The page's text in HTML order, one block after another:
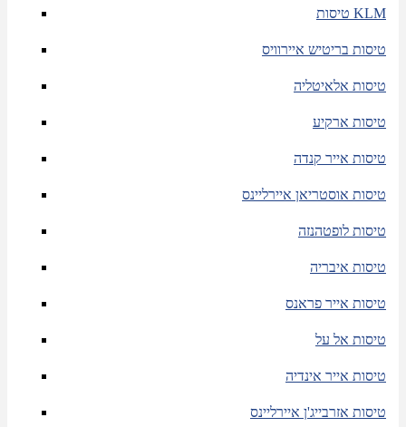
טיסות KLM
טיסות בריטיש איירוויס
טיסות אלאיטליה
טיסות ארקיע
טיסות אייר קנדה
טיסות אוסטריאן איירליינס
טיסות לופטהנזה
טיסות איבריה
טיסות אייר פראנס
טיסות אל על
טיסות אייר אינדיה
טיסות אזרבייג'ן איירליינס